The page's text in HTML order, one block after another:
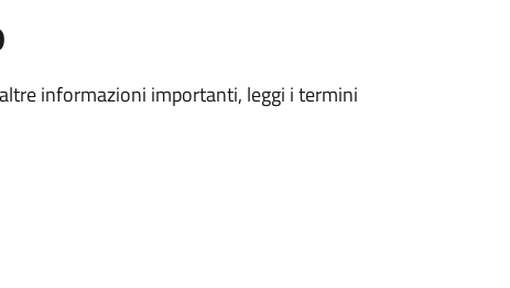
informazioni importanti, leggi i termini